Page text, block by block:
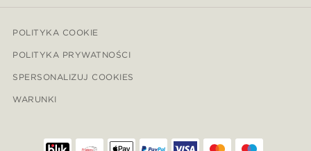
POLITYKA COOKIE
POLITYKA PRYWATNOŚCI
SPERSONALIZUJ COOKIES
WARUNKI